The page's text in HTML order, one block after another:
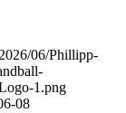
06/Phillipp-
1.png
08